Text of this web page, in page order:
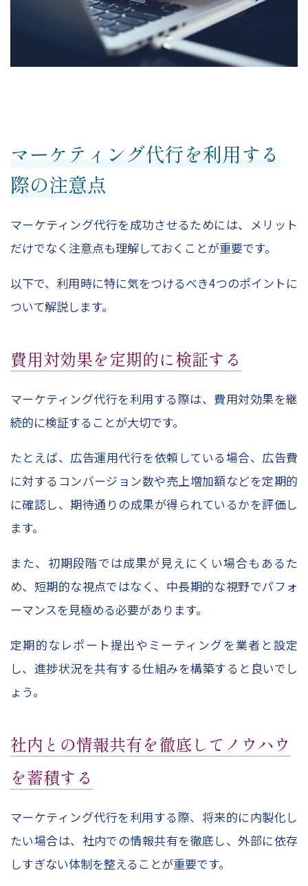
マーケティング代行を利用する
際の注意点
マーケティング代行を成功させるためには、メリット
だけでなく注意点も理解しておくことが重要です。
以下で、利用時に特に気をつけるべき4つのポイントに
ついて解説します。
費用対効果を定期的に検証する
マーケティング代行を利用する際は、費用対効果を継
続的に検証することが大切です。
たとえば、広告運用代行を依頼している場合、広告費
に対するコンバージョン数や売上増加額などを定期的
に確認し、期待通りの成果が得られているかを評価し
ます。
また、初期段階では成果が見えにくい場合もあるた
め、短期的な視点ではなく、中長期的な視野でパフォ
ーマンスを見極める必要があります。
定期的なレポート提出やミーティングを業者と設定
し、進捗状況を共有する仕組みを構築すると良いでし
ょう。
社内との情報共有を徹底してノウハウ
を蓄積する
マーケティング代行を利用する際、将来的に内製化し
たい場合は、社内での情報共有を徹底し、外部に依存
しすぎない体制を整えることが重要です。